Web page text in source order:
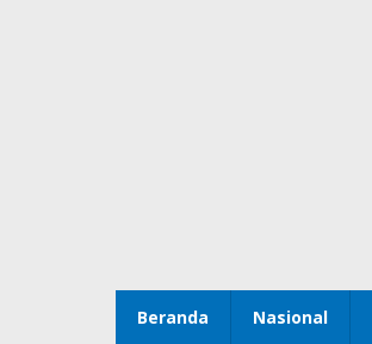
Beranda Nasional